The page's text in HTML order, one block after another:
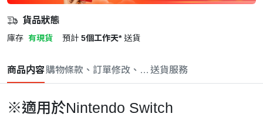
貨品狀態
庫存 有現貨 預計 5個工作天* 送貨
商品内容購物條款、訂單修改、取消與退款政策
送貨服務
※適用於Nintendo Switch